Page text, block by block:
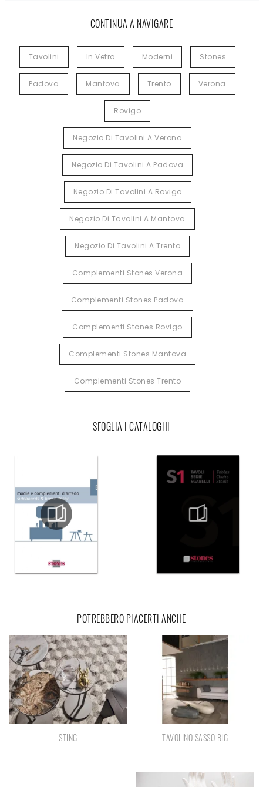
CONTINUA A NAVIGARE
Tavolini In Vetro Moderni Stones
Padova Mantova Trento Verona
Rovigo
Negozio Di Tavolini A Verona
Negozio Di Tavolini A Padova
Negozio Di Tavolini A Rovigo
Negozio Di Tavolini A Mantova
Negozio Di Tavolini A Trento
Complementi Stones Verona
Complementi Stones Padova
Complementi Stones Rovigo
Complementi Stones Mantova
Complementi Stones Trento
SFOGLIA I CATALOGHI
POTREBBERO PIACERTI ANCHE
STING TAVOLINO SASSO BIG